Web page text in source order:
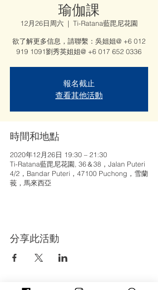
瑜伽課
12月26日周六
  |
Ti-Ratana藍毘尼花園
欲了解更多信息，請聯繫：吳姐姐@ +6 012
919 1091劉秀英姐姐@ +6 017 652 0336
報名截止
查看其他活動
時間和地點
2020年12月26日 19:30 – 21:30
Ti-Ratana藍毘尼花園, 36＆38，Jalan Puteri
4/2，Bandar Puteri，47100 Puchong，雪蘭
莪，馬來西亞
分享此活動